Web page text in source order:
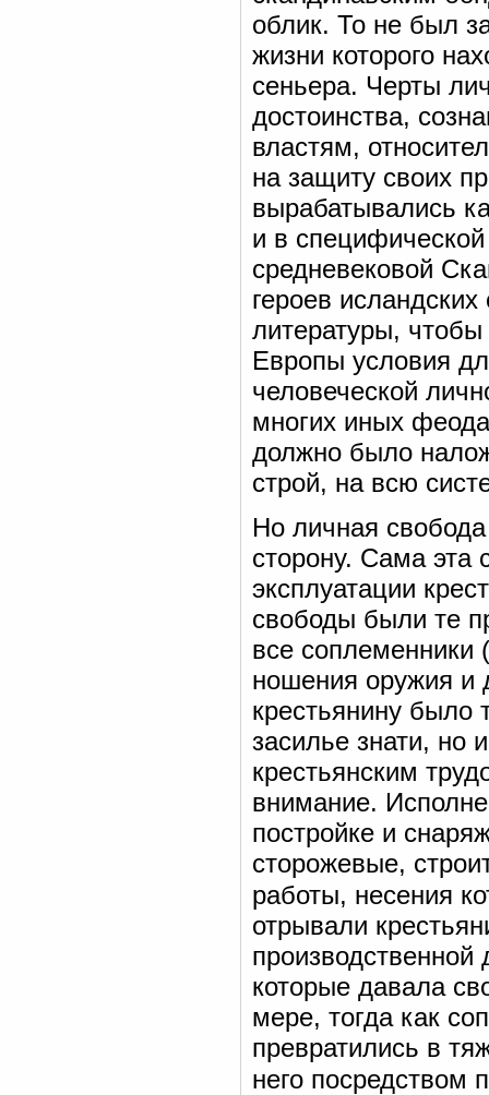
облик. То не был
жизни которого
сеньера. Черты
достоинства,
властям,
на защиту своих
вырабатывались
и в
средневековой
героев
литературы, чтобы
Европы условия
человеческой
многих иных
должно было
строй, на всю
Но личная
сторону. Сама эта
эксплуатации
свободы были те
все соплеменники
ношения оружия и
крестьянину было
засилье знати, но
крестьянским
внимание.
постройке и
сторожевые,
работы, несения
отрывали
которые давала
мере, тогда как
превратились в
него посредством